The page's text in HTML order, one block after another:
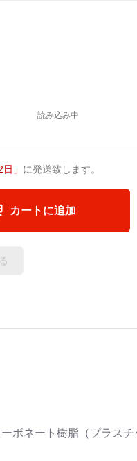
日 」 に発送致します。
カートに追加
ボネート樹脂（プラス